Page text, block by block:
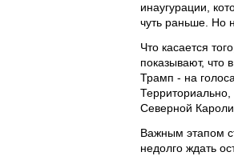
инаугурации,
чуть раньше. Но
Что касается
показывают, что
Трамп - на
Северной
Важным этапом
недолго ждать